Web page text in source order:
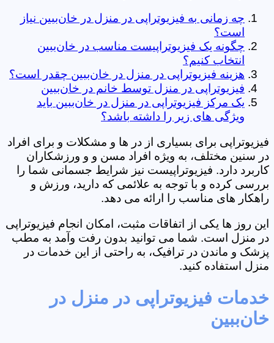
چه زمانی به فیزیوتراپی در منزل در خان‌ببین نیاز
است؟
چگونه یک فیزیوتراپیست مناسب در خان‌ببین
انتخاب کنیم؟
هزینه فیزیوتراپی در منزل در خان‌ببین چقدر است؟
فیزیوتراپی در منزل توسط خانم در خان‌ببین
یک مرکز فیزیوتراپی در منزل در خان‌ببین باید
ویژگی های زیر را داشته باشد؟
فیزیوتراپی برای بسیاری از در ها و مشکلات و برای افراد
در سنین مختلف، به ویژه افراد مسن و و ورزشکاران
کاربرد دارد. فیزیوتراپیست نیز شرایط جسمانی شما را
بررسی کرده و با توجه به علائمی که دارید، ورزش و
راهکار های مناسب را ارائه می دهد.
این روز ها یکی از اتفاقات مثبت، امکان انجام فیزیوتراپی
در منزل است. شما می توانید بدون رفت وآمد به مطب
پزشک و ماندن در ترافیک، به راحتی از این خدمات در
منزل استفاده کنید.
خدمات فیزیوتراپی در منزل در
خان‌ببین